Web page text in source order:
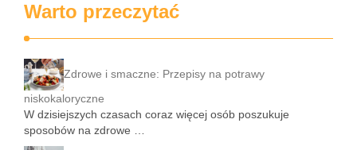
Warto przeczytać
Zdrowe i smaczne: Przepisy na potrawy
niskokaloryczne
W dzisiejszych czasach coraz więcej osób poszukuje
sposobów na zdrowe …